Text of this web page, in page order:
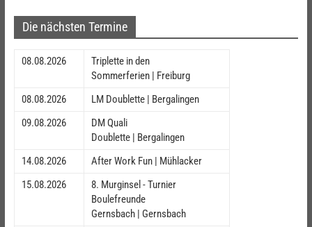
Die nächsten Termine
08.08.2026
Triplette in den
Sommerferien | Freiburg
08.08.2026
LM Doublette | Bergalingen
09.08.2026
DM Quali
Doublette | Bergalingen
14.08.2026
After Work Fun | Mühlacker
15.08.2026
8. Murginsel - Turnier
Boulefreunde
Gernsbach | Gernsbach